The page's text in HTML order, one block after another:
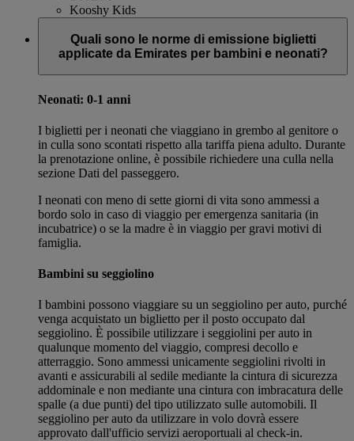
Kooshy Kids
Quali sono le norme di emissione biglietti
applicate da Emirates per bambini e neonati?
Neonati: 0-1 anni
I biglietti per i neonati che viaggiano in grembo al genitore o
in culla sono scontati rispetto alla tariffa piena adulto. Durante
la prenotazione online, è possibile richiedere una culla nella
sezione Dati del passeggero.
I neonati con meno di sette giorni di vita sono ammessi a
bordo solo in caso di viaggio per emergenza sanitaria (in
incubatrice) o se la madre è in viaggio per gravi motivi di
famiglia.
Bambini su seggiolino
I bambini possono viaggiare su un seggiolino per auto, purché
venga acquistato un biglietto per il posto occupato dal
seggiolino. È possibile utilizzare i seggiolini per auto in
qualunque momento del viaggio, compresi decollo e
atterraggio. Sono ammessi unicamente seggiolini rivolti in
avanti e assicurabili al sedile mediante la cintura di sicurezza
addominale e non mediante una cintura con imbracatura delle
spalle (a due punti) del tipo utilizzato sulle automobili. Il
seggiolino per auto da utilizzare in volo dovrà essere
approvato dall'ufficio servizi aeroportuali al check-in.